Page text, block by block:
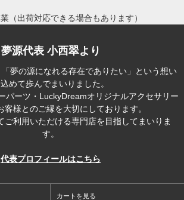
（出荷対応できる場合もあります）
夢源代表 小西翠より
夢の源になれる存在でありたい」という想い
めて歩んでまいりました。
パーツ・LuckyDreamオリジナルアクセサリー
客様とのご縁を大切にしております。
ご利用いただける専門店を目指してまいりま
す。
代表プロフィールはこちら
カートを見る